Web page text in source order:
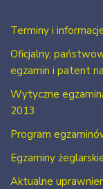
Terminy i
Oficjalny,
egzamin i patent
Wytyczne
2013
Program
Egzaminy
Aktualne